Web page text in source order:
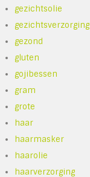
gezichtsolie
gezichtsverzorging
gezond
gluten
gojibessen
gram
grote
haar
haarmasker
haarolie
haarverzorging